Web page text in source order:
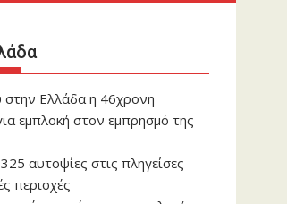
Ελλάδα η 46χρονη
εμπλοκή στον εμπρησμό της
αυτοψίες στις πληγείσες
περιοχές